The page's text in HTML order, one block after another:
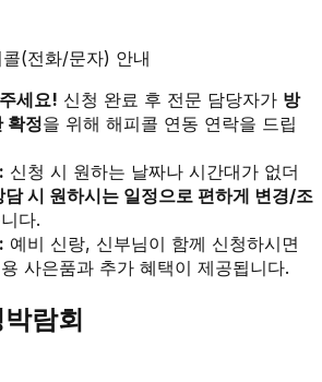
(전화/문자) 안내
세요! 신청 완료 후 전문 담당자가 방
확정을 위해 해피콜 연동 연락을 드립
신청 시 원하는 날짜나 시간대가 없더
담 시 원하시는 일정으로 편하게 변경/조
다.
예비 신랑, 신부님이 함께 신청하시면
사은품과 추가 혜택이 제공됩니다.
람회